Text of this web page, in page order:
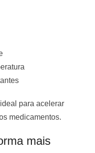
para acelerar
medicamentos.
mais